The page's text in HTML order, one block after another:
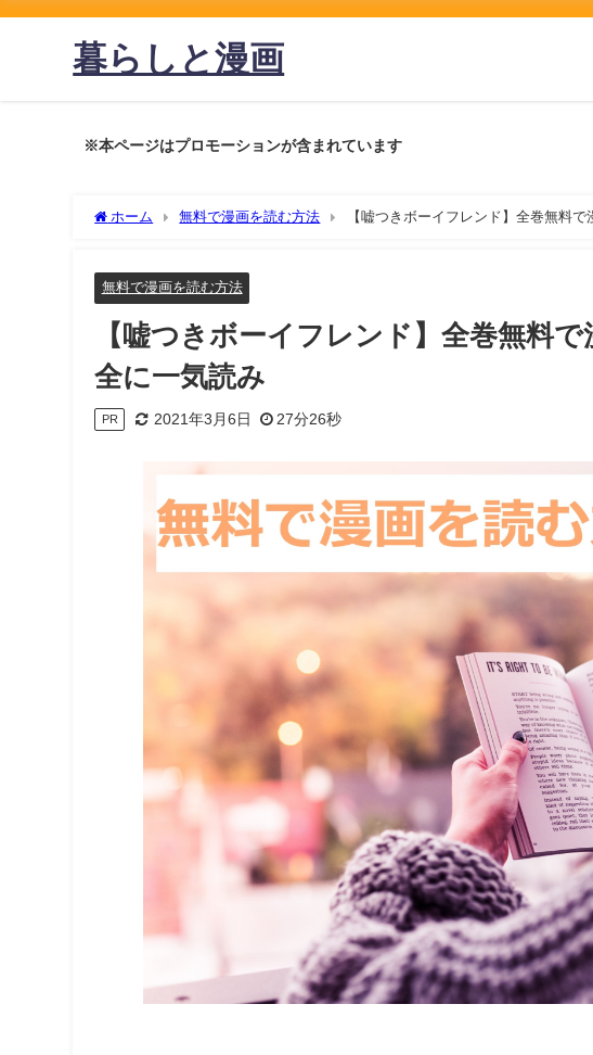
暮らしと漫画
※本ページはプロモーションが含まれています
ホーム 無料で漫画を読む方法 【嘘つきボーイフレンド】全巻無料
無料で漫画を読む方法
【嘘つきボーイフレンド】全巻無料
全に一気読み
PR 2021年3月6日 27分26秒